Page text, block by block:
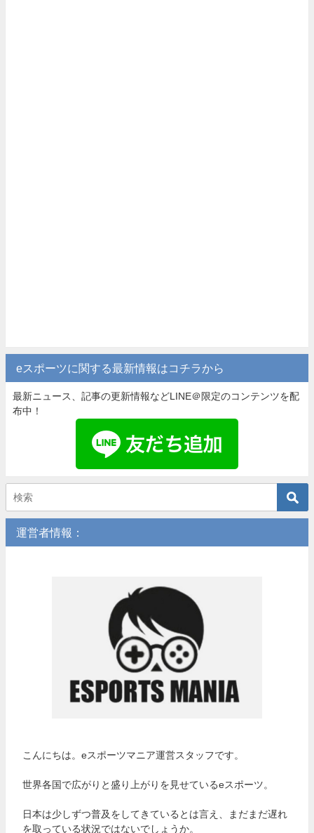
eスポーツに関する最新情報はコチラから
最新ニュース、記事の更新情報などLINE＠限定のコンテンツを配
布中！
運営者情報：
こんにちは。eスポーツマニア運営スタッフです。
世界各国で広がりと盛り上がりを見せているeスポーツ。
日本は少しずつ普及をしてきているとは言え、まだまだ遅れ
を取っている状況ではないでしょうか。